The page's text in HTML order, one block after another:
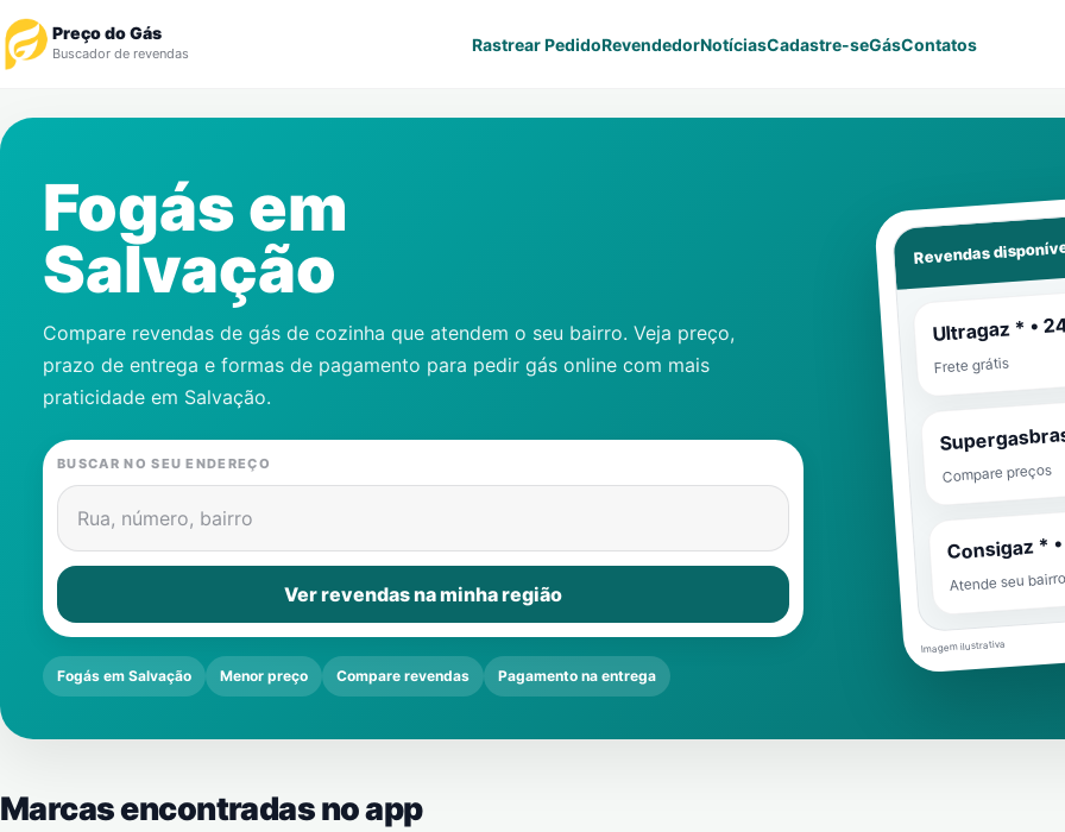
Preço do Gás
Buscador de revendas Rastrear PedidoRevendedorNotíciasCadastre-seGásContatos
Revendedor
Notícias
Gás
Contatos
Fogás em
Salvação
Compare revendas de gás de cozinha que atendem o seu bairro. Veja preço,
prazo de entrega e formas de pagamento para pedir gás online com mais
praticidade em Salvação.
BUSCAR NO SEU ENDEREÇO
Rua, número, bairro
Ver revendas na minha região
Fogás em Salvação Menor preço Compare revendas Pagamento na entrega
Revendas
Ultragaz * •
Frete grátis
Compare preços
Consigaz *
Atende seu
Imagem ilustrativa
Marcas encontradas no app